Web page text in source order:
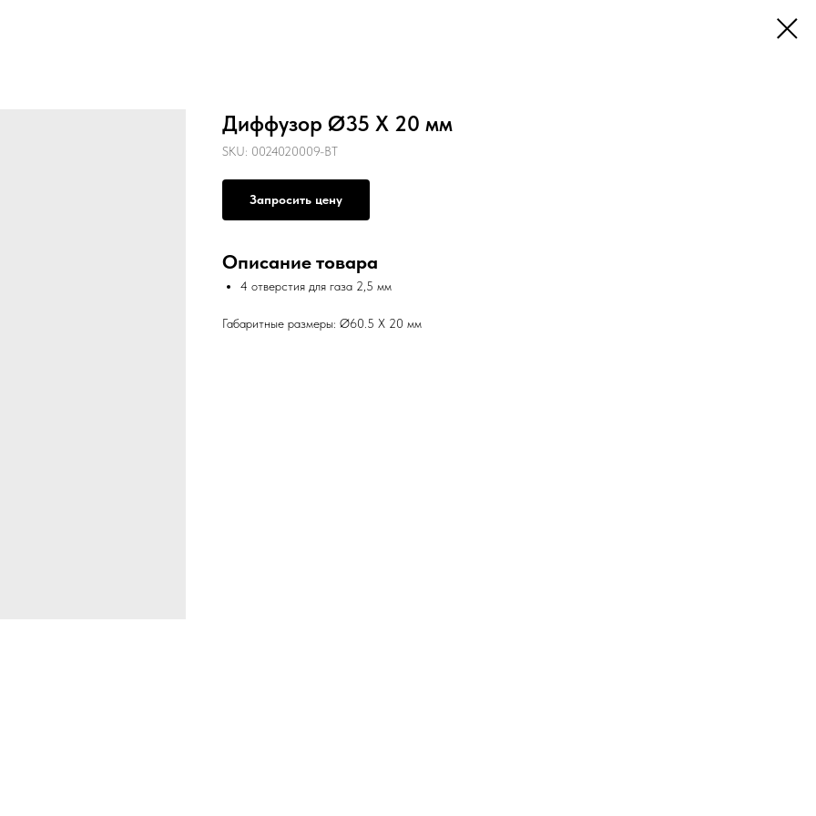
Диффузор Ø35 X 20 мм
SKU: 0024020009-BT
Запросить цену
Описание товара
4 отверстия для газа 2,5 мм
Габаритные размеры: Ø60.5 X 20 мм